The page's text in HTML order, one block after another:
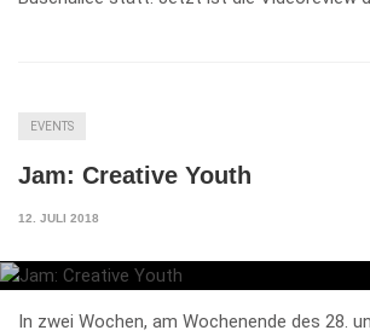
EVENTS
Jam: Creative Youth
12. JULI 2018
In zwei Wochen, am Wochenende des 28.